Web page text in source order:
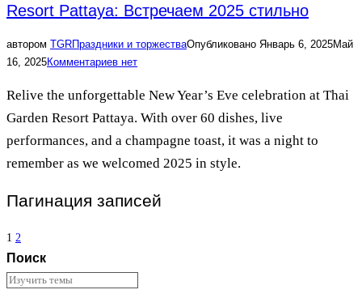
Resort Pattaya: Встречаем 2025 стильно
автором TGRПраздники и торжестваОпубликовано Январь 6, 2025Май
16, 2025Комментариев нет
Relive the unforgettable New Year’s Eve celebration at Thai
Garden Resort Pattaya. With over 60 dishes, live
performances, and a champagne toast, it was a night to
remember as we welcomed 2025 in style.
Пагинация записей
1 2
Поиск